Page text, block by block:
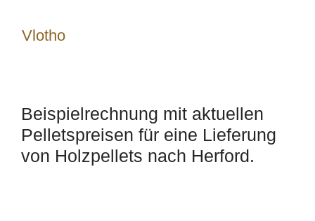
Vlotho
Beispielrechnung mit aktuellen
Pelletspreisen für eine Lieferung
von Holzpellets nach Herford.